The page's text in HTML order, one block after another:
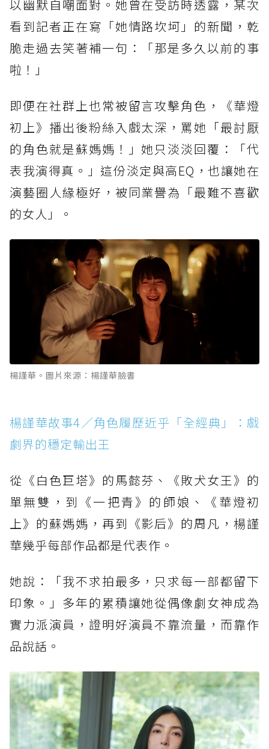
以幽默自嘲面對。她曾在受訪時透露，某次
看到記者正在寫「她情路坎坷」的新聞，乾
脆走過去笑著補一句：「那是多久以前的事
啦！」
即便在社群上也常被留言攻擊角色，《華燈
初上》播出後粉絲入戲太深，罵她「最討厭
的角色就是蘇媽媽！」她只淡淡回覆：「代
表我演得真。」這份淡定與高EQ，也讓她在
演藝圈人緣極好，被同業譽為「最難不喜歡
的女人」。
楊謹華。圖片來源：楊謹華臉書
楊謹華故事4／角色履歷近乎「全經典」：戲
劇界的穩定輸出王
從《白色巨塔》的馬懿芬、《敗犬女王》的
單無雙，到《一把青》的師娘、《華燈初
上》的蘇媽媽，再到《影后》的周凡，楊謹
華幾乎每部作品都是代表作。
她說：「我不求拍最多，只求每一部都留下
印象。」多年的累積讓她從偶像劇女神成為
實力派演員，證明好演員不靠流量，而靠作
品說話。